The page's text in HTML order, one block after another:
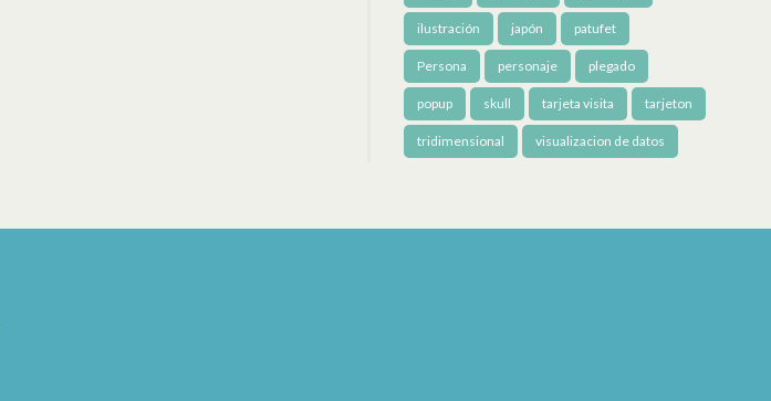
ilustración japón patufet
Persona personaje plegado
popup skull tarjeta visita tarjeton
tridimensional visualizacion de datos